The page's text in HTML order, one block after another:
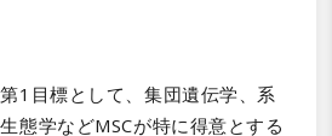
1目標として、集団遺伝学、系
態学などMSCが特に得意とする